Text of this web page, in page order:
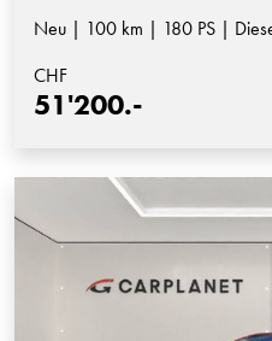
Neu | 100 km | 180 PS |
CHF
51'200.-